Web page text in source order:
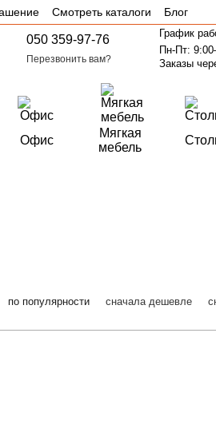
Смотреть каталоги
Блог
050 359-97-76
Перезвонить вам?
График
Пн-Пт:
Заказы
Офис
Мягкая
мебель
по популярности сначала дешевле